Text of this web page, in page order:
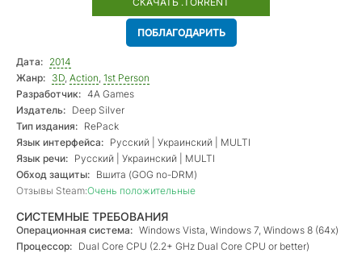
ПОБЛАГОДАРИТЬ
Дата: 2014
Жанр: 3D, Action, 1st Person
Разработчик: 4A Games
Издатель: Deep Silver
Тип издания: RePack
Язык интерфейса: Русский | Украинский | MULTI
Язык речи: Русский | Украинский | MULTI
Обход защиты: Вшита (GOG no-DRM)
Отзывы Steam:Очень положительные
СИСТЕМНЫЕ ТРЕБОВАНИЯ
Операционная система: Windows Vista, Windows 7, Windows 8 (64х)
Процессор: Dual Core CPU (2.2+ GHz Dual Core CPU or better)